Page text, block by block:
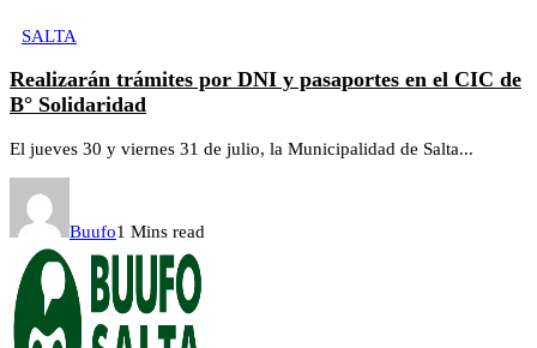
SALTA
Realizarán trámites por DNI y pasaportes en el CIC de
B° Solidaridad
El jueves 30 y viernes 31 de julio, la Municipalidad de Salta...
Buufo1 Mins read